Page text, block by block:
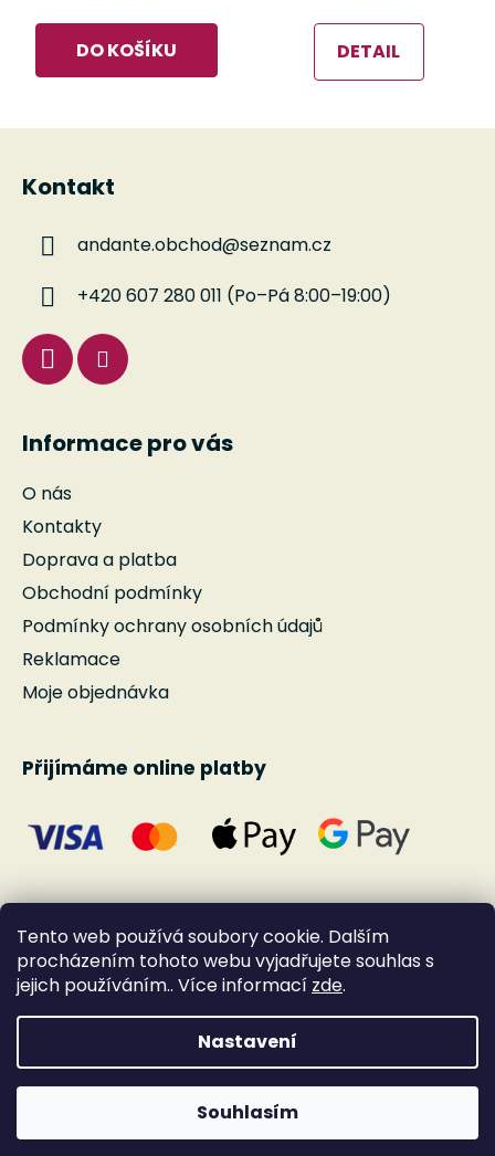
Tento web používá soubory cookie. Dalším
procházením tohoto webu vyjadřujete souhlas s
jejich používáním.. Více informací zde.
Nastavení
Souhlasím
DO KOŠÍKU DETAIL
Z
Kontakt
andante.obchod@seznam.cz
+420 607 280 011 (Po–Pá 8:00–19:00)
Informace pro vás
O nás
Kontakty
Doprava a platba
Obchodní podmínky
Podmínky ochrany osobních údajů
Reklamace
Moje objednávka
Přijímáme online platby
Vytvořil Shoptet
Copyright 2026Andante. Všechna práva
vyhrazena.